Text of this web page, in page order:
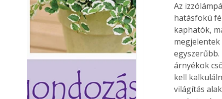
Az
hatásfokú
kaphatók,
megjelentek
árnyékok
kell
világítás